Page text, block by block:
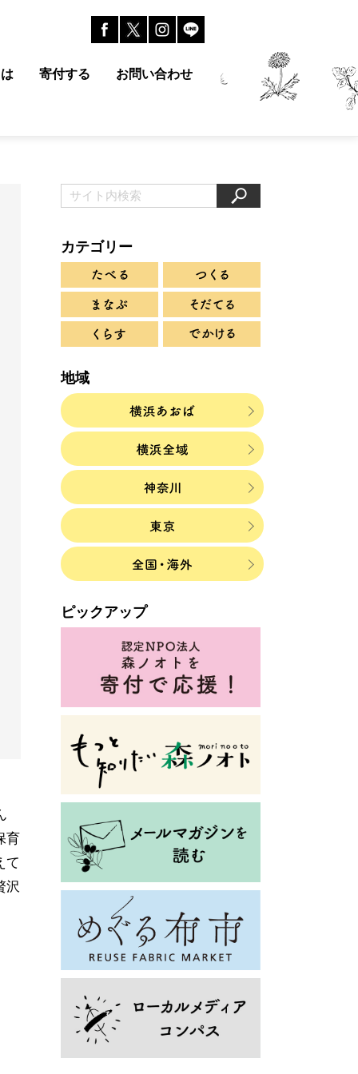
寄付する お問い合わせ
育
て
沢
カテゴリー
地域
ピックアップ